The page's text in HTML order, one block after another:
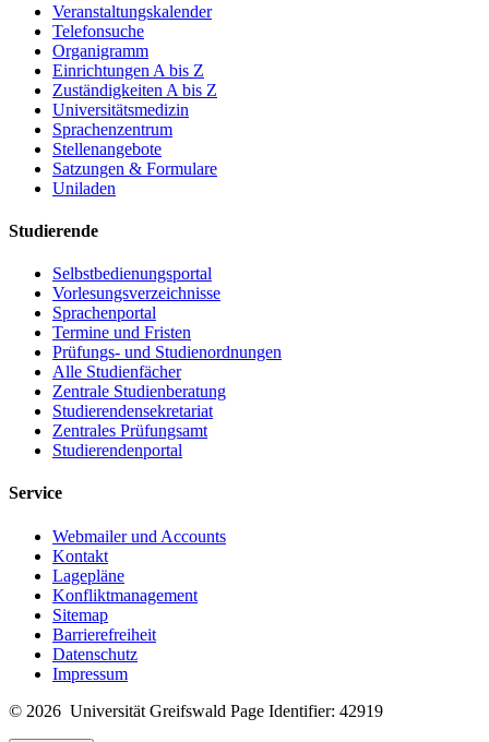
Veranstaltungskalender
Telefonsuche
Organigramm
Einrichtungen A bis Z
Zuständigkeiten A bis Z
Universitätsmedizin
Sprachenzentrum
Stellenangebote
Satzungen & Formulare
Uniladen
Studierende
Selbstbedienungsportal
Vorlesungsverzeichnisse
Sprachenportal
Termine und Fristen
Prüfungs- und Studienordnungen
Alle Studienfächer
Zentrale Studienberatung
Studierendensekretariat
Zentrales Prüfungsamt
Studierendenportal
Service
Webmailer und Accounts
Kontakt
Lagepläne
Konfliktmanagement
Sitemap
Barrierefreiheit
Datenschutz
Impressum
© 2026 Universität Greifswald Page Identifier: 42919